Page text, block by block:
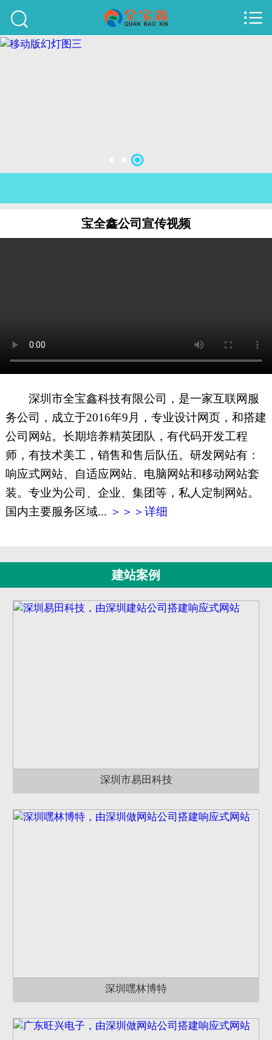
关于我们
联系我们
51La
XML地图


宝全鑫公司宣传视频
深圳市全宝鑫科技有限公司，是一家互联网服
务公司，成立于2016年9月，专业设计网页，和搭建
公司网站。长期培养精英团队，有代码开发工程
师，有技术美工，销售和售后队伍。研发网站有：
响应式网站、自适应网站、电脑网站和移动网站套
装。专业为公司、企业、集团等，私人定制网站。
国内主要服务区域... ＞＞＞详细
建站案例
深圳市易田科技
深圳嘿林博特